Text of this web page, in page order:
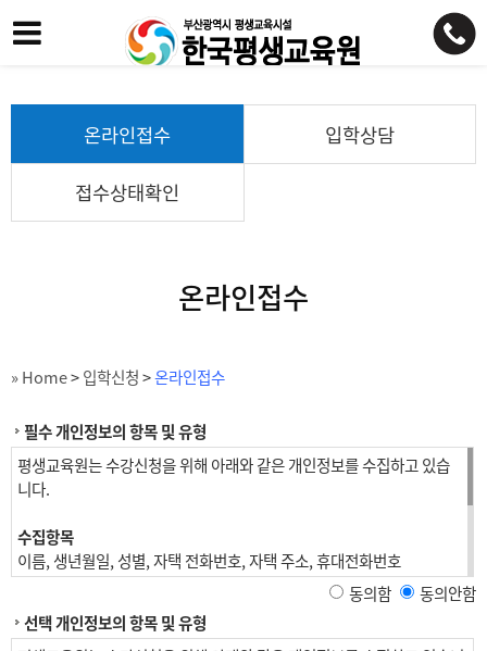
온라인접수 입학상담
접수상태확인
온라인접수
» Home>입학신청>온라인접수
필수 개인정보의 항목 및 유형
평생교육원는 수강신청을 위해 아래와 같은 개인정보를 수집하고 있습
니다.
수집항목
이름, 생년월일, 성별, 자택 전화번호, 자택 주소, 휴대전화번호
위 수집항목 포함, 사업장명, 사업장 대표자, 업태, 종목, 사업장 전화, 팩
동의함
동의안함
선택 개인정보의 항목 및 유형